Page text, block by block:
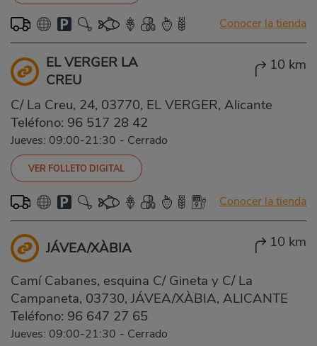
Conocer la tienda
EL VERGER LA
CREU
10 km
C/ La Creu, 24, 03770, EL VERGER, Alicante
Teléfono: 96 517 28 42
Jueves: 09:00-21:30 - Cerrado
VER FOLLETO DIGITAL
Conocer la tienda
JÁVEA/XÀBIA 10 km
Camí Cabanes, esquina C/ Gineta y C/ La
Campaneta, 03730, JÁVEA/XÀBIA, ALICANTE
Teléfono: 96 647 27 65
Jueves: 09:00-21:30 - Cerrado